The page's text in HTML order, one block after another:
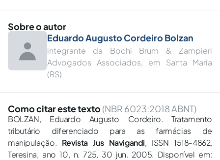
Sobre o autor
Eduardo Augusto Cordeiro Bolzan
integrante da Bochi Brum & Zampieri
Advogados Associados, em Santa Maria
(RS)
Como citar este texto (NBR 6023:2018 ABNT)
BOLZAN, Eduardo Augusto Cordeiro. Tratamento
tributário diferenciado para as farmácias de
manipulação. Revista Jus Navigandi, ISSN 1518-4862,
Teresina, ano 10, n. 725, 30 jun. 2005. Disponível em: